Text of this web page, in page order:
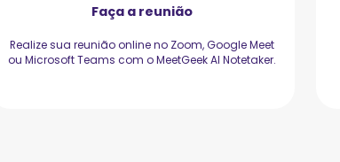
Faça a reunião
Realize sua reunião online no Zoom, Google Meet
ou Microsoft Teams com o MeetGeek AI Notetaker.